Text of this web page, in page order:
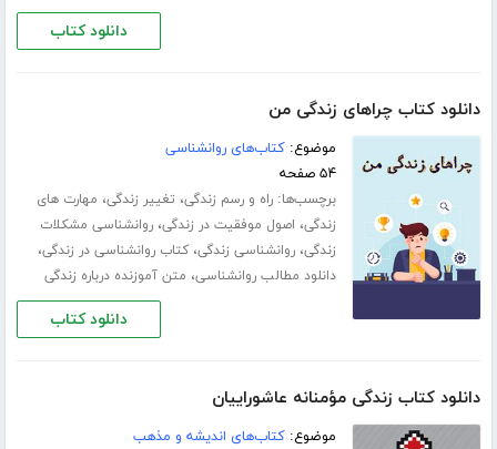
دانلود کتاب
دانلود کتاب چراهای زندگی من
موضوع:کتاب‌های روانشناسی
۵۴ صفحه
برچسب‌ها:راه و رسم زندگی، تغییر زندگی، مهارت های
زندگی، اصول موفقیت در زندگی،روانشناسی مشکلات
زندگی،روانشناسی زندگی،کتاب روانشناسی در زندگی،
دانلود مطالب روانشناسی، متن آموزنده درباره زندگی
دانلود کتاب
دانلود کتاب زندگی مؤمنانه عاشوراییان
موضوع:کتاب‌های اندیشه و مذهب